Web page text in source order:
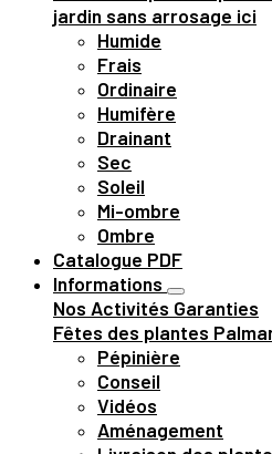
jardin sans arrosage ici
Humide
Frais
Ordinaire
Humifère
Drainant
Sec
Soleil
Mi-ombre
Ombre
Catalogue PDF
Informations
Nos Activités Garanties
Fêtes des plantes
Pépinière
Conseil
Vidéos
Aménagement